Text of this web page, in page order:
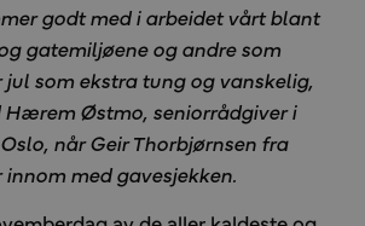
godt med i arbeidet vårt blant
gatemiljøene og andre som
som ekstra tung og vanskelig,
Østmo, seniorrådgiver i
når Geir Thorbjørnsen fra
med gavesjekken.